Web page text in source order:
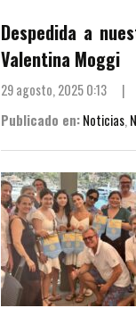
Despedida a
Valentina Moggi
29 agosto, 2025 0:13 |
Publicado en: Noticias,